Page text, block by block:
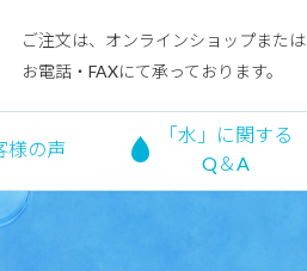
ご注文は、オンラインショップまたは
お電話・FAXにて承っております。
様の声
「水」に関する
Q＆A